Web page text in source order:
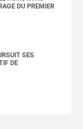
DU PREMIER
SES
DE